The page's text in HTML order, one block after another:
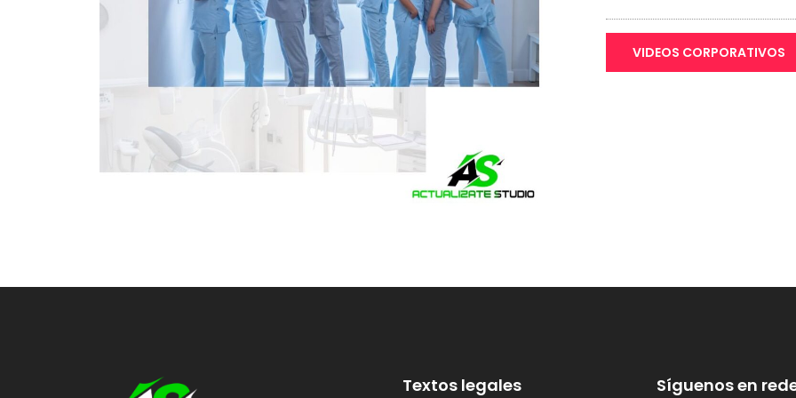
VIDEOS CORPORATIVOS
Textos legales Síguenos en